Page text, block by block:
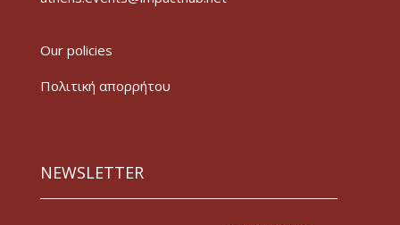
Our policies
Πολιτική απορρήτου
NEWSLETTER